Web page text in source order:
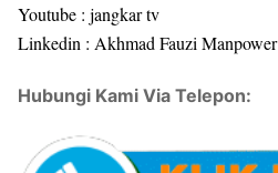
Youtube : jangkar tv
Linkedin : Akhmad Fauzi Manpower
Hubungi Kami Via Telepon: